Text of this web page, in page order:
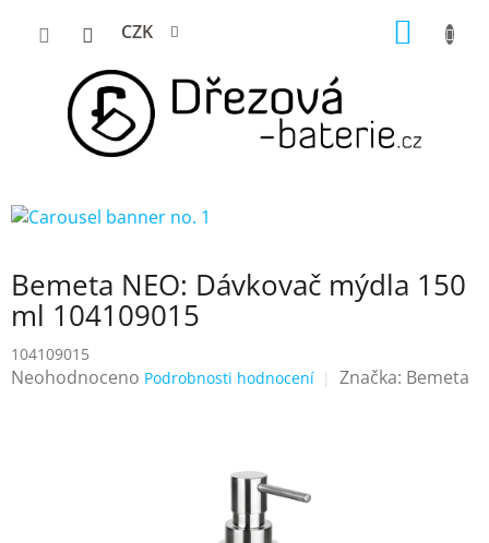
CZK
Bemeta NEO: Dávkovač mýdla 150
ml 104109015
104109015
Průměrné
Neohodnoceno Podrobnosti hodnocení Značka: Bemeta